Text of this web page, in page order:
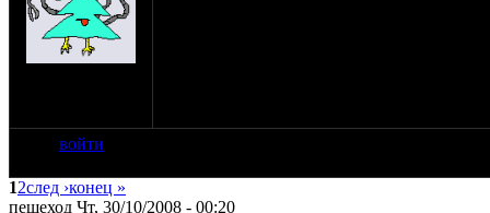
войти
12след ›конец »
пешеход Чт, 30/10/2008 - 00:20